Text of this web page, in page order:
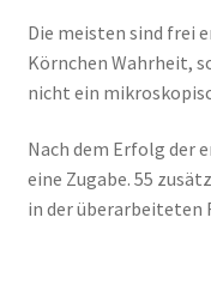
Die meisten sind frei
Körnchen Wahrheit,
nicht ein
Nach dem Erfolg der
eine Zugabe. 55
in der überarbeiteten